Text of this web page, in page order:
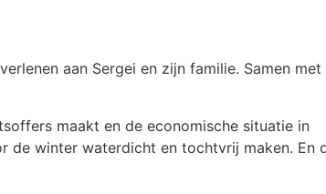
aan Sergei en zijn familie. Samen met
maakt en de economische situatie in
de winter waterdicht en tochtvrij maken. En